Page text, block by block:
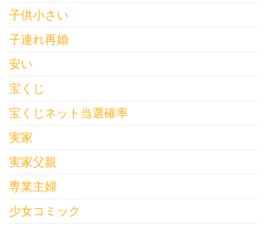
子供小さい
子連れ再婚
安い
宝くじ
宝くじネット当選確率
実家
実家父親
専業主婦
少女コミック